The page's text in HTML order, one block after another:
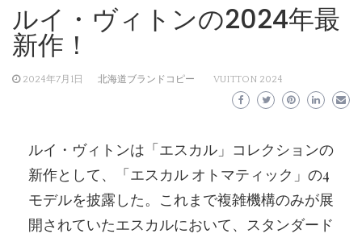
ルイ・ヴィトンの2024年最
新作！
2024年7月1日 北海道ブランドコピー VUITTON 2024
ルイ・ヴィトンは「エスカル」コレクションの
新作として、「エスカル オトマティック」の4
モデルを披露した。これまで複雑機構のみが展
開されていたエスカルにおいて、スタンダード